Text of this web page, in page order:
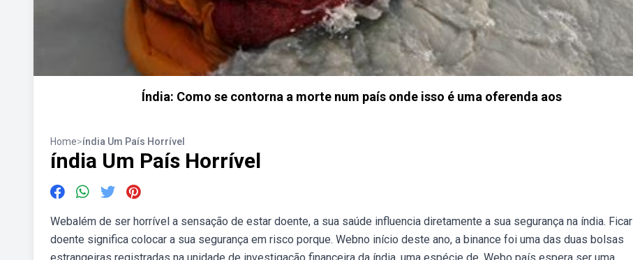
Índia: Como se contorna a morte num país onde isso é uma oferenda aos
Home>índia Um País Horrível
índia Um País Horrível
Webalém de ser horrível a sensação de estar doente, a sua saúde influencia diretamente a sua segurança na índia. Ficar
doente significa colocar a sua segurança em risco porque. Webno início deste ano, a binance foi uma das duas bolsas